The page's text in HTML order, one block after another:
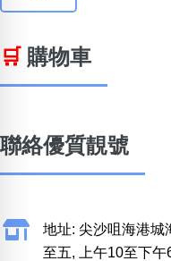
🛒 購物車
聯絡優質靚號
地址: 尖沙咀海港城
至五, 上午10至下